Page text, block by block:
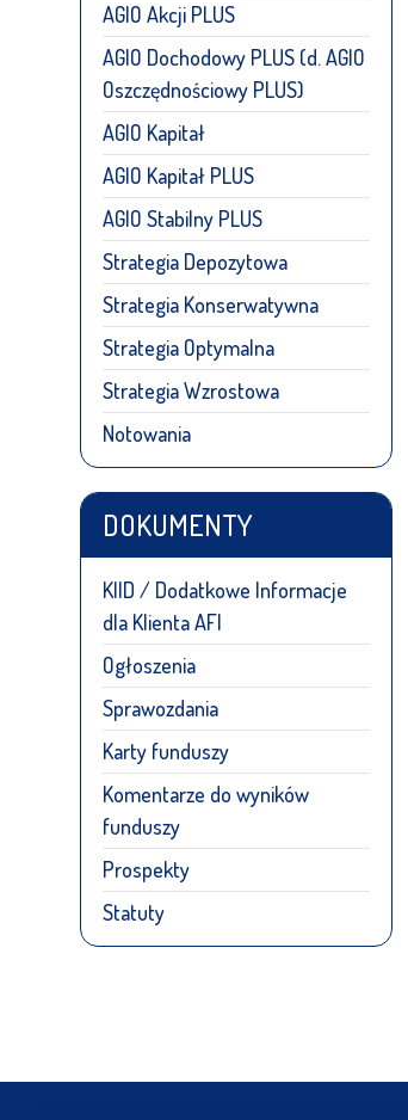
AGIO Akcji PLUS
AGIO Dochodowy PLUS (d. AGIO
Oszczędnościowy PLUS)
AGIO Kapitał
AGIO Kapitał PLUS
AGIO Stabilny PLUS
Strategia Depozytowa
Strategia Konserwatywna
Strategia Optymalna
Strategia Wzrostowa
Notowania
DOKUMENTY
KIID / Dodatkowe Informacje
dla Klienta AFI
Ogłoszenia
Sprawozdania
Karty funduszy
Komentarze do wyników
funduszy
Prospekty
Statuty